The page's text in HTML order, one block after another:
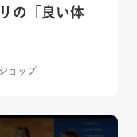
の「良い体
ョップ